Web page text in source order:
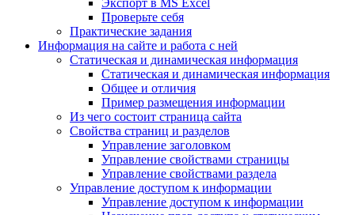
Экспорт в MS Excel
Проверьте себя
Практические задания
Информация на сайте и работа с ней
Статическая и динамическая информация
Статическая и динамическая информация
Общее и отличия
Пример размещения информации
Из чего состоит страница сайта
Свойства страниц и разделов
Управление заголовком
Управление свойствами страницы
Управление свойствами раздела
Управление доступом к информации
Управление доступом к информации